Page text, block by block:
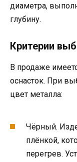
диаметра,
глубину.
Критерии
В продаже
оснасток. При
цвет металла:
Чёрный.
плёнкой,
перегрев.